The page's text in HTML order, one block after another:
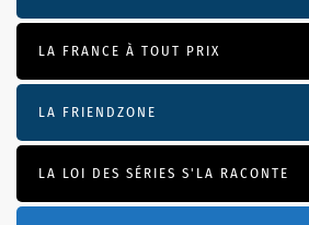
LA FRANCE À TOUT PRIX
LA FRIENDZONE
LA LOI DES SÉRIES S'LA RACONTE